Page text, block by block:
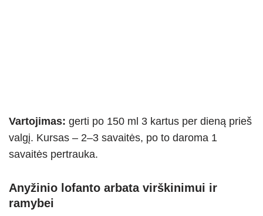
Vartojimas: gerti po 150 ml 3 kartus per dieną prieš
valgį. Kursas – 2–3 savaitės, po to daroma 1
savaitės pertrauka.
Anyžinio lofanto arbata virškinimui ir
ramybei